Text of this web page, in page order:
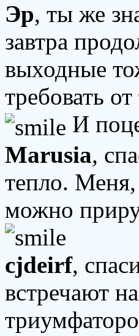
Эр, ты же
завтра
выходные
требовать
И
Marusia,
тепло.
можно
cjdeirf,
встречают